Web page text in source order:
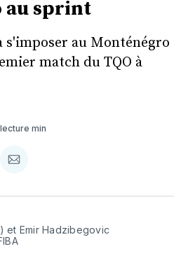
au sprint
s'imposer au Monténégro
match du TQO à
lecture min
Partager
Courriel
et Emir Hadzibegovic